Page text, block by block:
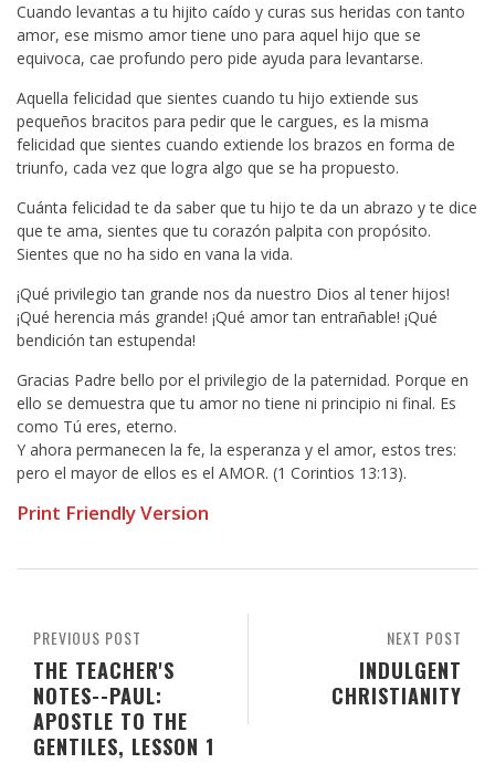
Cuando levantas a tu hijito caído y curas sus heridas con tanto
amor, ese mismo amor tiene uno para aquel hijo que se
equivoca, cae profundo pero pide ayuda para levantarse.
Aquella felicidad que sientes cuando tu hijo extiende sus
pequeños bracitos para pedir que le cargues, es la misma
felicidad que sientes cuando extiende los brazos en forma de
triunfo, cada vez que logra algo que se ha propuesto.
Cuánta felicidad te da saber que tu hijo te da un abrazo y te dice
que te ama, sientes que tu corazón palpita con propósito.
Sientes que no ha sido en vana la vida.
¡Qué privilegio tan grande nos da nuestro Dios al tener hijos!
¡Qué herencia más grande! ¡Qué amor tan entrañable! ¡Qué
bendición tan estupenda!
Gracias Padre bello por el privilegio de la paternidad. Porque en
ello se demuestra que tu amor no tiene ni principio ni final. Es
como Tú eres, eterno.
Y ahora permanecen la fe, la esperanza y el amor, estos tres:
pero el mayor de ellos es el AMOR. (1 Corintios 13:13).
Print Friendly Version
NEXT POST
INDULGENT
CHRISTIANITY
PREVIOUS POST
THE TEACHER'S
NOTES--PAUL:
APOSTLE TO THE
GENTILES, LESSON 1